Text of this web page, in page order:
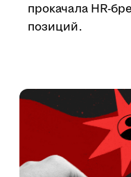
прокачала HR-
позиций.